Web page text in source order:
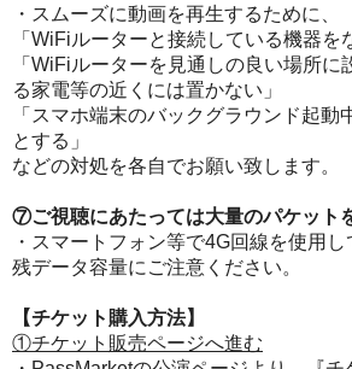
・スムーズに動画を再生するために、
「WiFiルーターと接続している機器を
「WiFiルーターを見通しの良い場所に
る家電等の近くには置かない」
「スマホ端末のバックグラウンド起動
とする」
などの対処を各自でお願い致します。
⑦ご視聴にあたっては大量のパケット
・スマートフォン等で4G回線を使用し
残データ容量にご注意ください。
【チケット購入方法】
①チケット販売ページへ進む